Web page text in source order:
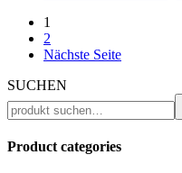
1
2
Nächste Seite
SUCHEN
Product categories